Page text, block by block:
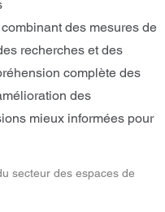
des mesures de
recherches et des
complète des
des
mieux informées pour
secteur des espaces de